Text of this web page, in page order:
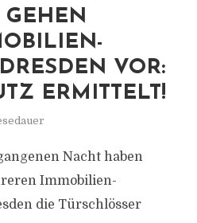
GEHEN
VOR:
ERMITTELT!
Nacht haben
Immobilien-
die Türschlösser